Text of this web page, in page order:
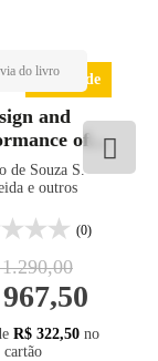
Novidade
and
of
on
soft soils
de Souza S.
e outros
(0)
R$ 322,50no
cartão